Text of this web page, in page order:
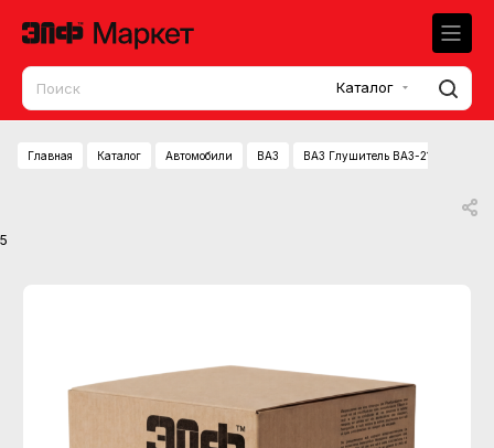
Каталог
Главная Каталог Автомобили ВАЗ ВАЗ Глушитель ВАЗ-
5